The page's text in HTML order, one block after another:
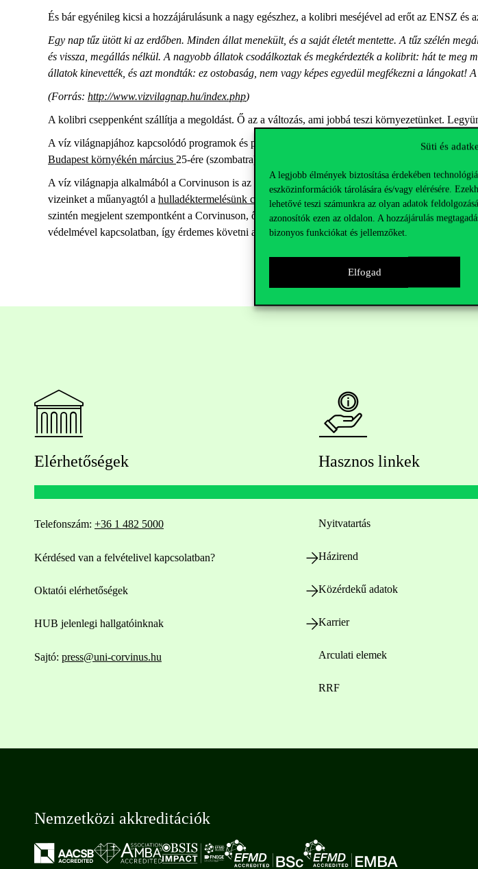
Süti és
A legjobb élmények biztosítása érdekében
eszközinformációk tárolására és/vagy elérésére.
lehetővé teszi számunkra az olyan adatok
azonosítók ezen az oldalon. A hozzájárulás
bizonyos funkciókat és jellemzőket.
Elfogad
És bár egyénileg kicsi a hozzájárulásunk a nagy egészhez, a kolibri meséjével ad erőt az ENSZ
Egy nap tűz ütött ki az erdőben. Minden állat menekült, és a saját életét mentette. A tűz szélén
és vissza, megállás nélkül. A nagyobb állatok csodálkoztak és megkérdezték a kolibrit: hát te
állatok kinevették, és azt mondták: ez ostobaság, nem vagy képes egyedül megfékezni a lángokat!
(Forrás: http://www.vizvilagnap.hu/index.php)
A kolibri cseppenként szállítja a megoldást. Ő az a változás, ami jobbá teszi környezetünket.
A víz világnapjához kapcsolódó programok és pályázatok közül az esztergomi Duna Múzeum
Budapest környékén március 25-ére (szombatra).
A víz világnapja alkalmából a Corvinuson is az éltető víz és a vizes élőhelyeket védelmét tűztük
vizeinket a műanyagtól a hulladéktermelésünk csökkentésével, vagy azzal, hogy eldobható
szintén megjelent szempontként a Corvinuson, ősszel példáulvíztakarékosságot segítő perlátorokat
védelmével kapcsolatban, így érdemes követni a
Corvinus Greenaloldalt, ahol az összes
Elérhetőségek
Telefonszám: +36 1 482 5000
Kérdésed van a felvételivel kapcsolatban?
Oktatói elérhetőségek
HUB jelenlegi hallgatóinknak
Sajtó: press@uni-corvinus.hu
Hasznos linkek
Nyitvatartás
Házirend
Közérdekű adatok
Karrier
Arculati elemek
RRF
Nemzetközi akkreditációk